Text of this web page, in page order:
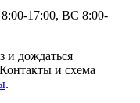
17:00, ВС 8:00-
и дождаться
и схема
.